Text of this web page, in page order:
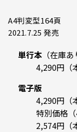
A4判変型164頁
2021.7.25 発売
単行本 （在庫あ
4,290円（
電子版
4,290円（
特別価格（
2,574円（